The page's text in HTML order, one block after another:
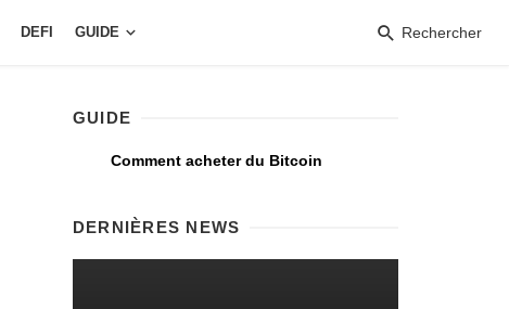
DEFI GUIDE Rechercher
GUIDE
Comment acheter du Bitcoin
DERNIÈRES NEWS